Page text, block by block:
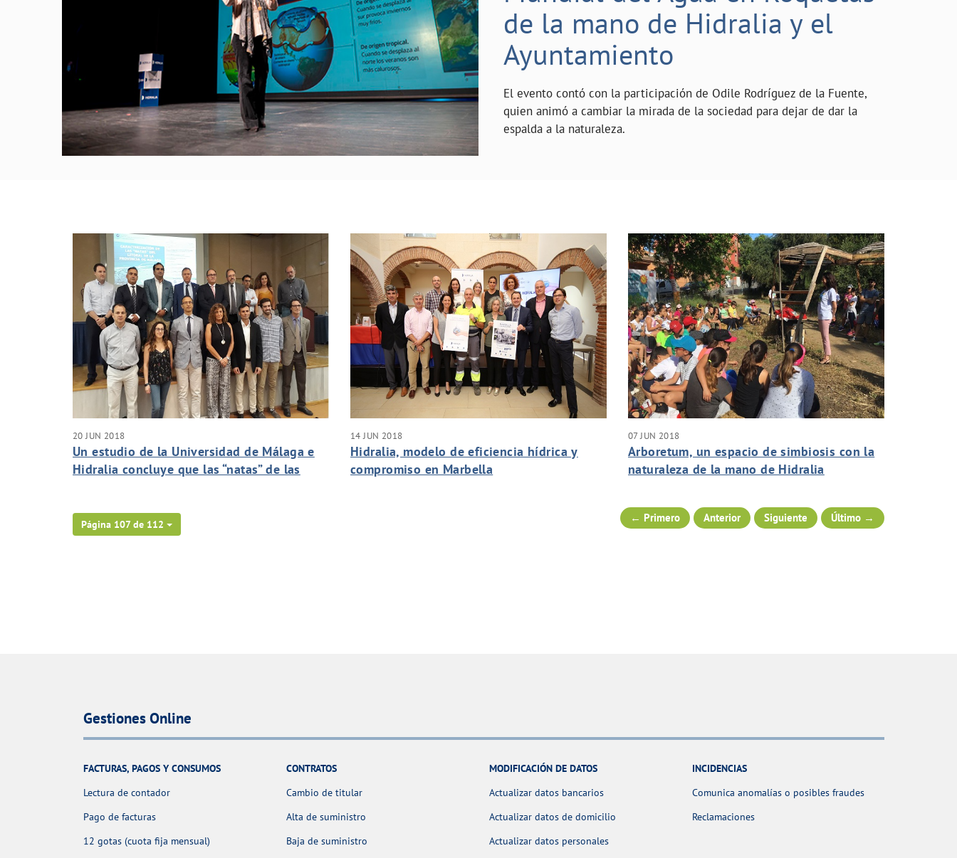
de la mano de Hidralia y el
Ayuntamiento
El evento contó con la participación de Odile Rodríguez de la Fuente,
quien animó a cambiar la mirada de la sociedad para dejar de dar la
espalda a la naturaleza.
20 JUN 2018
Un estudio de la Universidad de Málaga e
Hidralia concluye que las “natas” de las
14 JUN 2018
Hidralia, modelo de eficiencia hídrica y
compromiso en Marbella
07 JUN 2018
Arboretum, un espacio de simbiosis con la
naturaleza de la mano de Hidralia
Página 107 de 112
← Primero Anterior Siguiente Último →
Gestiones Online
FACTURAS, PAGOS Y CONSUMOS
Lectura de contador
Pago de facturas
12 gotas (cuota fija mensual)
CONTRATOS
Cambio de titular
Alta de suministro
Baja de suministro
MODIFICACIÓN DE DATOS
Actualizar datos bancarios
Actualizar datos de domicilio
Actualizar datos personales
INCIDENCIAS
Comunica anomalías o posibles fraudes
Reclamaciones